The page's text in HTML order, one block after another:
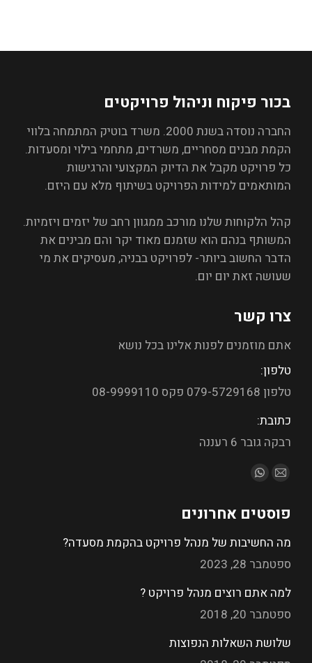
בכור פיקוח וניהול פרויקטים
החברה נוסדה בשנת 2000. משרד בוטיק המתמחה בלווי
הקמת מבנים מסחריים, משרדים, מתחמי בילוי ומסעדות.
כל פרויקט מקבל את הדיוק המקצועי והרגישות
המותאמים למידות הפרויקט בשיתוף מלא עם היזם.
קהל הלקוחות שלנו מורכב ממגוון רחב של יזמים ויזמיות.
המשותף בנהם הוא שזמנם מאוד יקר והם מבינים את
הדבר החשוב ביותר- לפרויקט בבניה, מעסיקים את מי
שעושה זאת יום יום.
צרו קשר
אתם מוזמנים לפנות אלינו בכל נושא
טלפון:
טלפון 079-5729168 פקס 08-9999110
כתובת:
רבקה גובר 6 רעננה
מצא אותנו ב:
פוסטים אחרונים
מה החשיבות של מנהל פרויקט בהקמת מסעדה?
ספטמבר 28, 2023
למה אתם רוצים מנהל פרויקט ?
ספטמבר 20, 2018
שלושת השאלות הנפוצות